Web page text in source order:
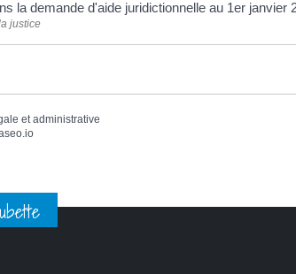
la demande d'aide juridictionnelle au 1er janvier
justice
et administrative